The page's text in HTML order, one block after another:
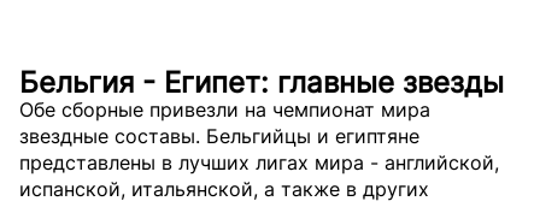
Бельгия - Египет: главные звезды
Обе сборные привезли на чемпионат мира
звездные составы. Бельгийцы и египтяне
представлены в лучших лигах мира - английской,
испанской, итальянской, а также в других